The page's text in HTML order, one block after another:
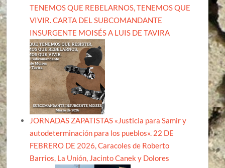
TENEMOS QUE REBELARNOS, TENEMOS QUE
VIVIR. CARTA DEL SUBCOMANDANTE
INSURGENTE MOISÉS A LUIS DE TAVIRA
JORNADAS ZAPATISTAS «Justicia para Samir y
autodeterminación para los pueblos». 22 DE
FEBRERO DE 2026, Caracoles de Roberto
Barrios, La Unión, Jacinto Canek y Dolores